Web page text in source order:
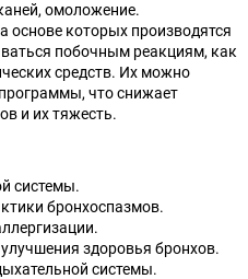
омоложение.
основе которых производятся
побочным реакциям, как
средств. Их можно
что снижает
и их тяжесть.
системы.
бронхоспазмов.
здоровья бронхов.
системы.